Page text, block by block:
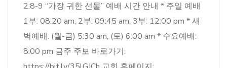
2:8-9 “가장 귀한 선물” 예배 시간 안내 * 주일 예배
1부: 08:20 am, 2부: 09:45 am, 3부: 12:00 pm * 새
벽예배: (월-금) 5:30 am, (토) 6:00 am * 수요예배:
8:00 pm 금주 주보 바로가기: